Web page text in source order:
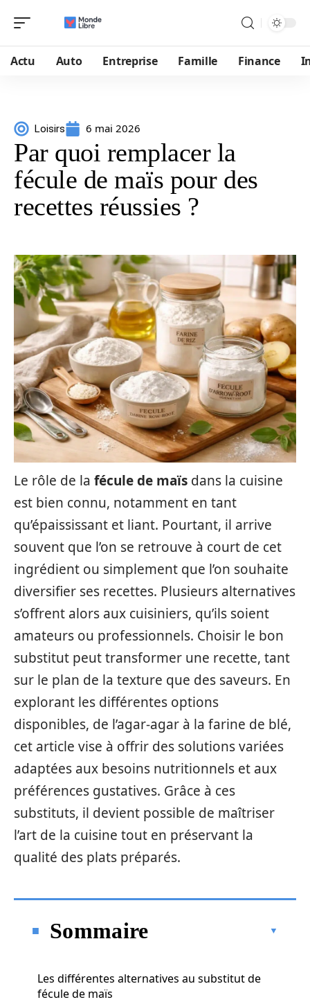
Actu Auto Entreprise Famille Finance
Loisirs 6 mai 2026
Par quoi remplacer la
fécule de maïs pour des
recettes réussies ?
Le rôle de la fécule de maïs dans la cuisine
est bien connu, notamment en tant
qu’épaississant et liant. Pourtant, il arrive
souvent que l’on se retrouve à court de cet
ingrédient ou simplement que l’on souhaite
diversifier ses recettes. Plusieurs alternatives
s’offrent alors aux cuisiniers, qu’ils soient
amateurs ou professionnels. Choisir le bon
substitut peut transformer une recette, tant
sur le plan de la texture que des saveurs. En
explorant les différentes options
disponibles, de l’agar-agar à la farine de blé,
cet article vise à offrir des solutions variées
adaptées aux besoins nutritionnels et aux
préférences gustatives. Grâce à ces
substituts, il devient possible de maîtriser
l’art de la cuisine tout en préservant la
qualité des plats préparés.
Sommaire
Les différentes alternatives au substitut de
fécule de maïs